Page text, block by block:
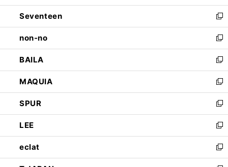
開
く
ウ
で
開
く
ン
ド
ウ
で
開
く
Seventeen
新
し
い
ウ
ィ
ン
ド
ウ
で
開
く
non-no
新
し
い
ウ
ィ
ン
ド
ウ
で
開
く
BAILA
新
し
い
ウ
ィ
ン
ド
ウ
で
開
MAQUIA
新
し
い
ウ
ィ
ン
ド
ウ
SPUR
新
し
い
ウ
ィ
ン
LEE
新
し
い
ウ
eclat
新
し